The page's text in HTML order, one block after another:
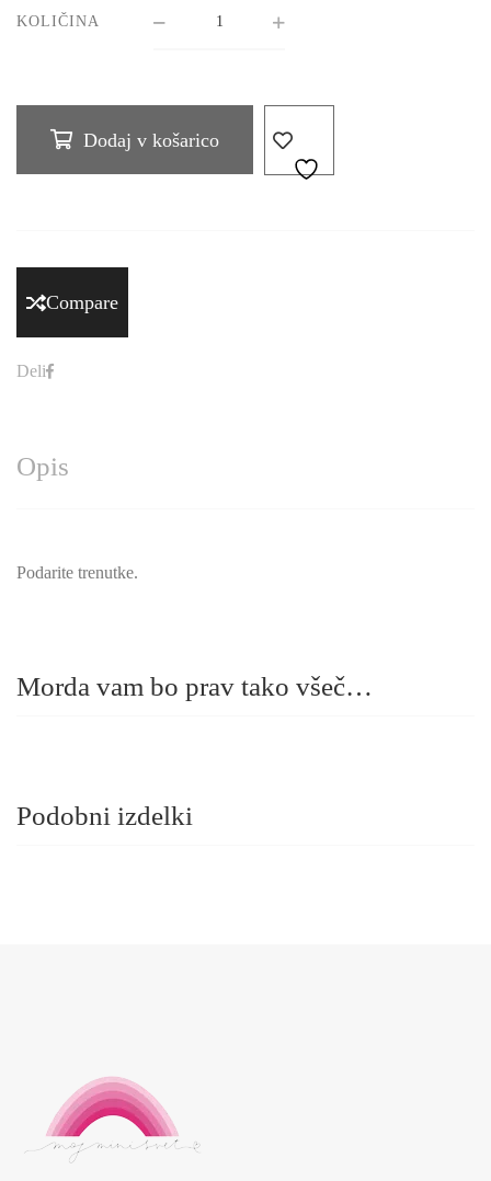
KOLIČINA
Dodaj v košarico
Compare
Deli
Opis
Podarite trenutke.
Morda vam bo prav tako všeč…
Podobni izdelki